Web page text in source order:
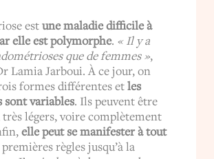
estune maladie difficile à
elle est polymorphe. « Il y a
que de femmes »,
Lamia Jarboui. À ce jour, on
formes différentes etles
sont variables. Ils peuvent être
légers, voire complètement
elle peut se manifester à tout
premières règles jusqu’à la